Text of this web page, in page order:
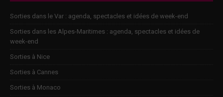
Sorties dans le Var : agenda, spectacles et idées de week-end
Sorties dans les Alpes-Maritimes : agenda, spectacles et idées de
week-end
Sorties à Nice
Sorties à Cannes
Sorties à Monaco